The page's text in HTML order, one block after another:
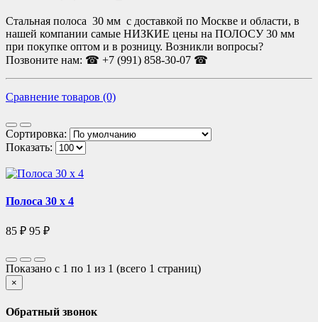
Стальная полоса 30 мм с доставкой по Москве и области, в
нашей компании самые НИЗКИЕ цены на ПОЛОСУ 30 мм
при покупке оптом и в розницу. Возникли вопросы?
Позвоните нам: ☎ +7 (991) 858-30-07 ☎
Сравнение товаров (0)
Сортировка:
Показать:
Полоса 30 х 4
85 ₽ 95 ₽
Показано с 1 по 1 из 1 (всего 1 страниц)
×
Обратный звонок